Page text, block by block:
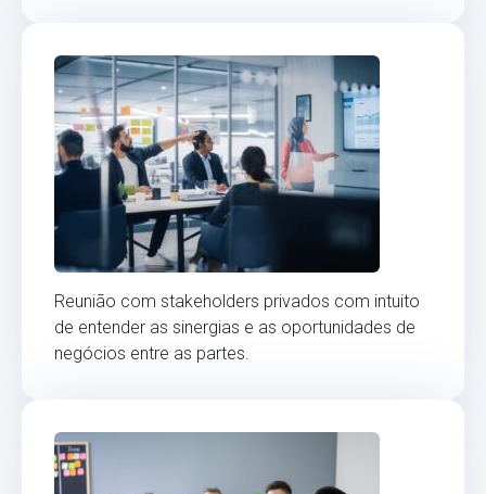
Reunião com stakeholders privados com intuito
de entender as sinergias e as oportunidades de
negócios entre as partes.